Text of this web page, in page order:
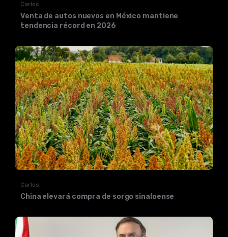
Carlos
Venta de autos nuevos en México mantiene
tendencia récord en 2026
Carlos
China elevará compra de sorgo sinaloense